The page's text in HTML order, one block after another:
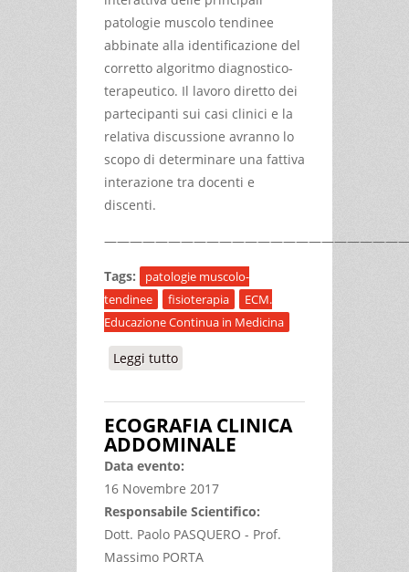
patologie muscolo tendinee
abbinate alla identificazione del
corretto algoritmo diagnostico-
terapeutico. Il lavoro diretto dei
partecipanti sui casi clinici e la
relativa discussione avranno lo
scopo di determinare una fattiva
interazione tra docenti e
discenti.
Tags:
patologie muscolo-
tendinee
fisioterapia
ECM.
Educazione Continua in Medicina
Leggi tutto
ALLA TERAPIA… QUALI ALGORITMI
DIAGNOSTICI?
ECOGRAFIA CLINICA
ADDOMINALE
Data evento:
16 Novembre 2017
Responsabile Scientifico:
Dott. Paolo PASQUERO - Prof.
Massimo PORTA